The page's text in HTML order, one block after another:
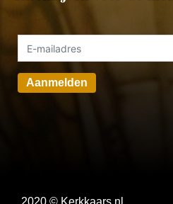
Aanmelden
2020 © Kerkkaars.nl